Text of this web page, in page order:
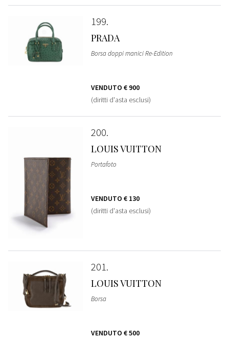
199
PRADA
Borsa doppi manici Re-Edition
VENDUTO € 900
(diritti d'asta esclusi)
200
LOUIS VUITTON
Portafoto
VENDUTO € 130
(diritti d'asta esclusi)
201
LOUIS VUITTON
Borsa
VENDUTO € 500